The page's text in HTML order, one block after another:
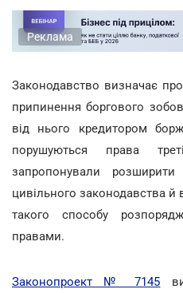
Реклама
Законодавство визначає
припинення боргового
від нього кредитором
порушуються права
запропонували
цивільного законодавства
такого способу
правами.
Законопроект № 7145